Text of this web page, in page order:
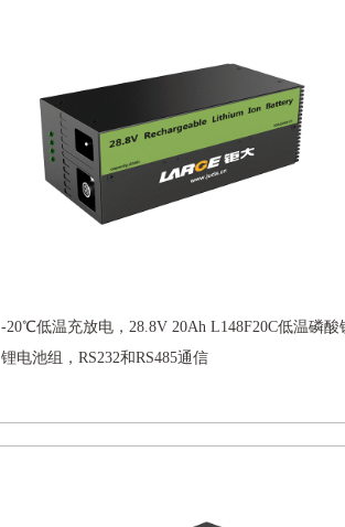
-20℃低温充放电，28.8V 20Ah L148F20C低温磷酸
锂电池组，RS232和RS485通信